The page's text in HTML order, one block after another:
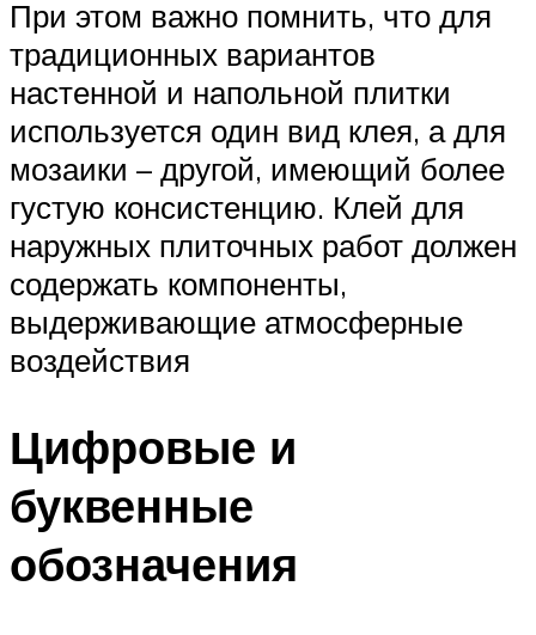
При этом важно помнить, что для
традиционных вариантов
настенной и напольной плитки
используется один вид клея, а для
мозаики – другой, имеющий более
густую консистенцию. Клей для
наружных плиточных работ должен
содержать компоненты,
выдерживающие атмосферные
воздействия
Цифровые и
буквенные
обозначения